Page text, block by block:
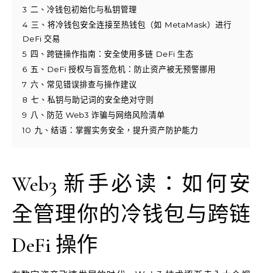
3 二、冷钱包初始化与私钥管理
4 三、将冷钱包安全连接至热钱包（如 MetaMask）进行
DeFi 交易
5 四、跨链操作指南：安全使用多链 DeFi 生态
6 五、DeFi 授权与盲签危机：防止资产被无预警挪用
7 六、常见错误排查与操作建议
8 七、私钥与助记词的安全绝对守则
9 八、防范 Web3 诈骗与网络风险清单
10 九、结语：掌握实务安全，提升资产防护能力
Web3 新手必读：如何安
全管理你的冷钱包与跨链
DeFi 操作